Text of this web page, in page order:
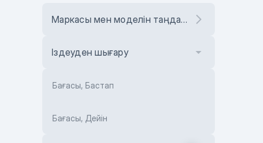
Маркасы мен моделін таңдаңыз
Іздеуден шығару
Бағасы, Бастап
Бағасы, Дейін